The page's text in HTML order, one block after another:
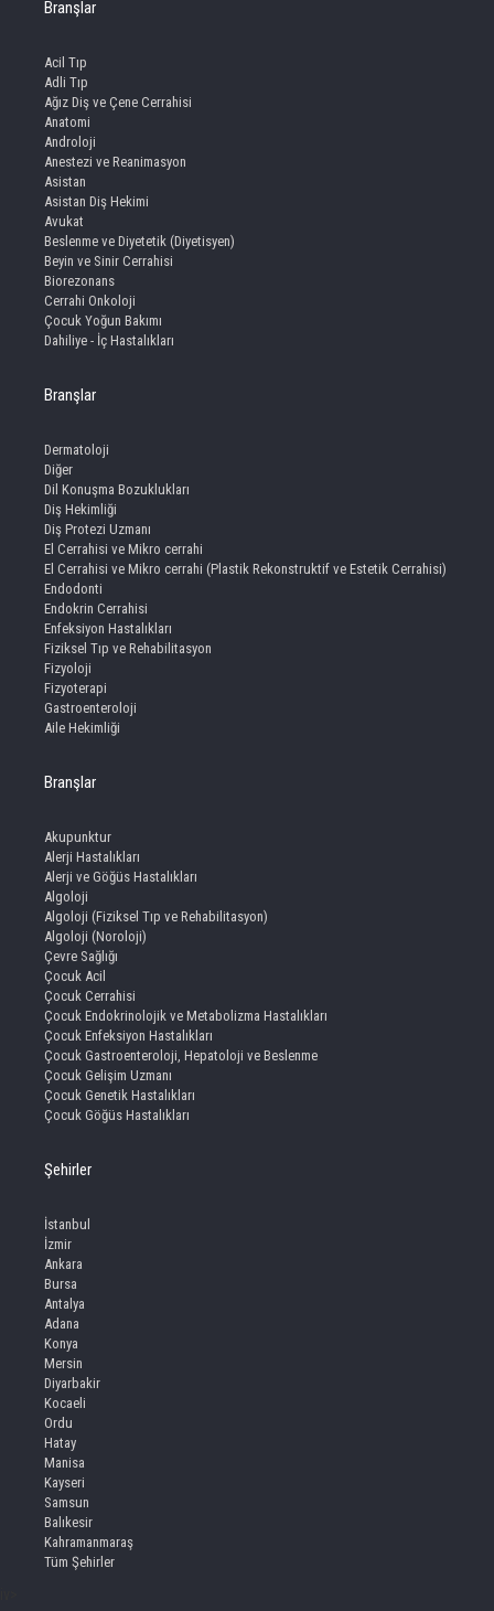
Branşlar
Acil Tıp
Adli Tıp
Ağız Diş ve Çene Cerrahisi
Anatomi
Androloji
Anestezi ve Reanimasyon
Asistan
Asistan Diş Hekimi
Avukat
Beslenme ve Diyetetik (Diyetisyen)
Beyin ve Sinir Cerrahisi
Biorezonans
Cerrahi Onkoloji
Çocuk Yoğun Bakımı
Dahiliye - İç Hastalıkları
Branşlar
Dermatoloji
Diğer
Dil Konuşma Bozuklukları
Diş Hekimliği
Diş Protezi Uzmanı
El Cerrahisi ve Mikro cerrahi
El Cerrahisi ve Mikro cerrahi (Plastik Rekonstruktif ve Estetik Cerrahisi)
Endodonti
Endokrin Cerrahisi
Enfeksiyon Hastalıkları
Fiziksel Tıp ve Rehabilitasyon
Fizyoloji
Fizyoterapi
Gastroenteroloji
Aile Hekimliği
Branşlar
Akupunktur
Alerji Hastalıkları
Alerji ve Göğüs Hastalıkları
Algoloji
Algoloji (Fiziksel Tıp ve Rehabilitasyon)
Algoloji (Noroloji)
Çevre Sağlığı
Çocuk Acil
Çocuk Cerrahisi
Çocuk Endokrinolojik ve Metabolizma Hastalıkları
Çocuk Enfeksiyon Hastalıkları
Çocuk Gastroenteroloji, Hepatoloji ve Beslenme
Çocuk Gelişim Uzmanı
Çocuk Genetik Hastalıkları
Çocuk Göğüs Hastalıkları
Şehirler
İstanbul
İzmir
Ankara
Bursa
Antalya
Adana
Konya
Mersin
Diyarbakir
Kocaeli
Ordu
Hatay
Manisa
Kayseri
Samsun
Balıkesir
Kahramanmaraş
Tüm Şehirler